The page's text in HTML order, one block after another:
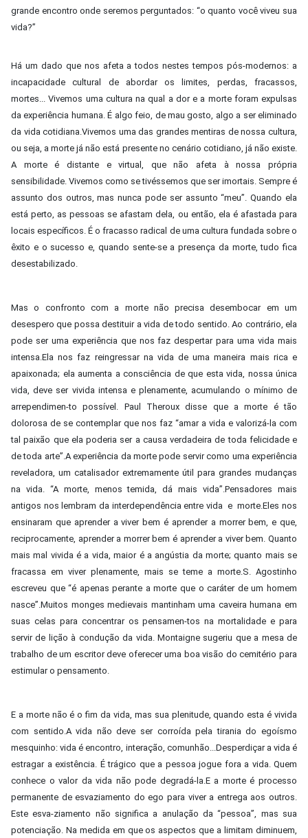
grande encontro onde seremos perguntados: “o quanto você viveu sua
vida?”
Há um dado que nos afeta a todos nestes tempos pós-modernos: a
incapacidade cultural de abordar os limites, perdas, fracassos,
mortes... Vivemos uma cultura na qual a dor e a morte foram expulsas
da experiência humana. É algo feio, de mau gosto, algo a ser eliminado
da vida cotidiana.Vivemos uma das grandes mentiras de nossa cultura,
ou seja, a morte já não está presente no cenário cotidiano, já não existe.
A morte é distante e virtual, que não afeta à nossa própria
sensibilidade. Vivemos como se tivéssemos que ser imortais. Sempre é
assunto dos outros, mas nunca pode ser assunto “meu”. Quando ela
está perto, as pessoas se afastam dela, ou então, ela é afastada para
locais específicos. É o fracasso radical de uma cultura fundada sobre o
êxito e o sucesso e, quando sente-se a presença da morte, tudo fica
desestabilizado.
Mas o confronto com a morte não precisa desembocar em um
desespero que possa destituir a vida de todo sentido. Ao contrário, ela
pode ser uma experiência que nos faz despertar para uma vida mais
intensa.Ela nos faz reingressar na vida de uma maneira mais rica e
apaixonada; ela aumenta a consciência de que esta vida, nossa única
vida, deve ser vivida intensa e plenamente, acumulando o mínimo de
arrependimen-to possível. Paul Theroux disse que a morte é tão
dolorosa de se contemplar que nos faz “amar a vida e valorizá-la com
tal paixão que ela poderia ser a causa verdadeira de toda felicidade e
de toda arte”.A experiência da morte pode servir como uma experiência
reveladora, um catalisador extremamente útil para grandes mudanças
na vida. “A morte, menos temida, dá mais vida”.Pensadores mais
antigos nos lembram da interdependência entre vida e morte.Eles nos
ensinaram que aprender a viver bem é aprender a morrer bem, e que,
reciprocamente, aprender a morrer bem é aprender a viver bem. Quanto
mais mal vivida é a vida, maior é a angústia da morte; quanto mais se
fracassa em viver plenamente, mais se teme a morte.S. Agostinho
escreveu que “é apenas perante a morte que o caráter de um homem
nasce”.Muitos monges medievais mantinham uma caveira humana em
suas celas para concentrar os pensamen-tos na mortalidade e para
servir de lição à condução da vida. Montaigne sugeriu que a mesa de
trabalho de um escritor deve oferecer uma boa visão do cemitério para
estimular o pensamento.
E a morte não é o fim da vida, mas sua plenitude, quando esta é vivida
com sentido.A vida não deve ser corroída pela tirania do egoísmo
mesquinho: vida é encontro, interação, comunhão...Desperdiçar a vida é
estragar a existência. É trágico que a pessoa jogue fora a vida. Quem
conhece o valor da vida não pode degradá-la.E a morte é processo
permanente de esvaziamento do ego para viver a entrega aos outros.
Este esva-ziamento não significa a anulação da “pessoa”, mas sua
potenciação. Na medida em que os aspectos que a limitam diminuem,